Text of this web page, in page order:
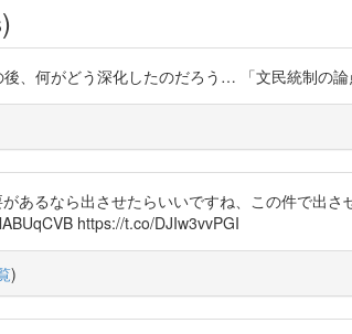
、何がどう深化したのだろう… 「文民統制の
あるなら出させたらいいですね、この件で出
https://t.co/DJIw3vvPGI
)